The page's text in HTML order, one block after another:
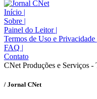
Início |
Sobre |
Painel do Leitor |
Termos de Uso e Privacidade
FAQ |
Contato
CNet Produções e Serviços -
/ Jornal CNet